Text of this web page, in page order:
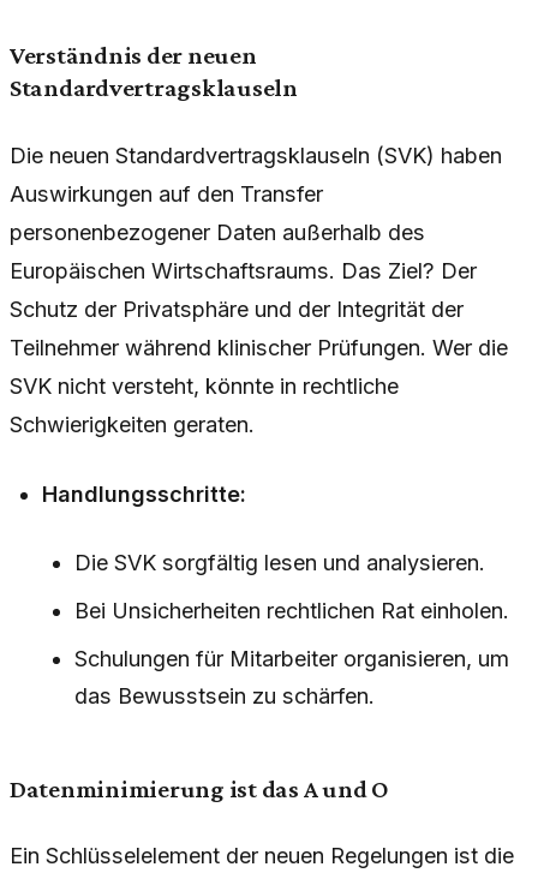
Verständnis der neuen
Standardvertragsklauseln
Die neuen Standardvertragsklauseln (SVK) haben
Auswirkungen auf den Transfer
personenbezogener Daten außerhalb des
Europäischen Wirtschaftsraums. Das Ziel? Der
Schutz der Privatsphäre und der Integrität der
Teilnehmer während klinischer Prüfungen. Wer die
SVK nicht versteht, könnte in rechtliche
Schwierigkeiten geraten.
Handlungsschritte:
Die SVK sorgfältig lesen und analysieren.
Bei Unsicherheiten rechtlichen Rat einholen.
Schulungen für Mitarbeiter organisieren, um
das Bewusstsein zu schärfen.
Datenminimierung ist das A und O
Ein Schlüsselelement der neuen Regelungen ist die